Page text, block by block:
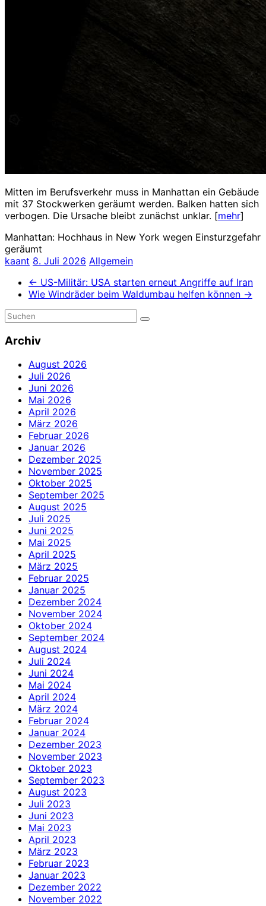
Mitten im Berufsverkehr muss in Manhattan ein Gebäude
mit 37 Stockwerken geräumt werden. Balken hatten sich
verbogen. Die Ursache bleibt zunächst unklar. [mehr]
Manhattan: Hochhaus in New York wegen Einsturzgefahr
geräumt
kaant 8. Juli 2026 Allgemein
← US-Militär: USA starten erneut Angriffe auf Iran
Wie Windräder beim Waldumbau helfen können →
Archiv
August 2026
Juli 2026
Juni 2026
Mai 2026
April 2026
März 2026
Februar 2026
Januar 2026
Dezember 2025
November 2025
Oktober 2025
September 2025
August 2025
Juli 2025
Juni 2025
Mai 2025
April 2025
März 2025
Februar 2025
Januar 2025
Dezember 2024
November 2024
Oktober 2024
September 2024
August 2024
Juli 2024
Juni 2024
Mai 2024
April 2024
März 2024
Februar 2024
Januar 2024
Dezember 2023
November 2023
Oktober 2023
September 2023
August 2023
Juli 2023
Juni 2023
Mai 2023
April 2023
März 2023
Februar 2023
Januar 2023
Dezember 2022
November 2022